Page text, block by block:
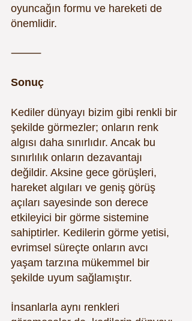
oyuncağın formu ve hareketi de
önemlidir.
⸻
Sonuç
Kediler dünyayı bizim gibi renkli bir
şekilde görmezler; onların renk
algısı daha sınırlıdır. Ancak bu
sınırlılık onların dezavantajı
değildir. Aksine gece görüşleri,
hareket algıları ve geniş görüş
açıları sayesinde son derece
etkileyici bir görme sistemine
sahiptirler. Kedilerin görme yetisi,
evrimsel süreçte onların avcı
yaşam tarzına mükemmel bir
şekilde uyum sağlamıştır.
İnsanlarla aynı renkleri